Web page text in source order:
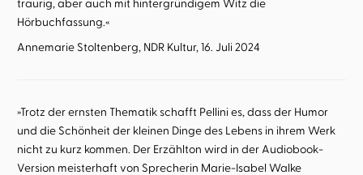
traurig, aber auch mit hintergründigem Witz die
Hörbuchfassung.«
Annemarie Stoltenberg, NDR Kultur, 16. Juli 2024
»Trotz der ernsten Thematik schafft Pellini es, dass der Humor
und die Schönheit der kleinen Dinge des Lebens in ihrem Werk
nicht zu kurz kommen. Der Erzählton wird in der Audiobook-
Version meisterhaft von Sprecherin Marie-Isabel Walke